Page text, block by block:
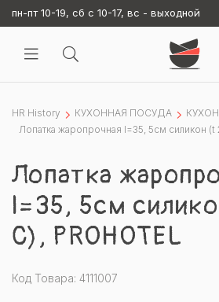
пн-пт 10-19, сб с 10-17, вс - выходной
HR History КУХОННАЯ ПОСУДА
Лопатка жаропрочная l=35, 5см силикон (t
Лопатка
l=35, 5см
C), PROHOTEL
Код Товара: 4111007